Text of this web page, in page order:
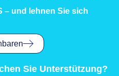
– und lehnen Sie sich
Sie Unterstützung?